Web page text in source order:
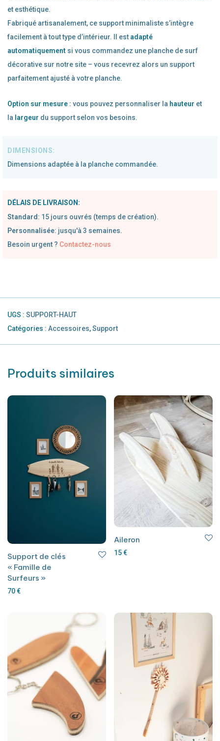
et esthétique.
Fabriqué artisanalement, ce support minimaliste s’intègre
facilement à tout type d’intérieur. Il est adapté
automatiquement si vous commandez une planche de surf
décorative sur notre site – vous recevrez alors un support
parfaitement ajusté à votre planche.
Option sur mesure : vous pouvez personnaliser la hauteur et
la largeur du support selon vos besoins.
Dimensions adaptée à la planche commandée.
DÉLAIS DE LIVRAISON:
Standard : 1 5 jours ouvrés (temps de création).
Personnalisée: jusqu'à 3 semaines.
Besoin urgent ? Contactez-nous
UGS : SUPPORT-HAUT
Catégories : Accessoires,Support
Produits similaires
Support de clés
« Famille de
Surfeurs »
70€
Aileron
15€